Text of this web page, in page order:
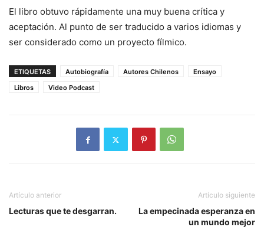
El libro obtuvo rápidamente una muy buena crítica y
aceptación. Al punto de ser traducido a varios idiomas y
ser considerado como un proyecto fílmico.
ETIQUETAS Autobiografía Autores Chilenos
Ensayo
Libros
Video Podcast
Artículo anterior
Lecturas que te desgarran.
Artículo siguiente
La empecinada esperanza en
un mundo mejor